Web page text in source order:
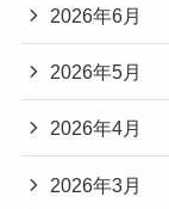
2026年6月
2026年5月
2026年4月
2026年3月